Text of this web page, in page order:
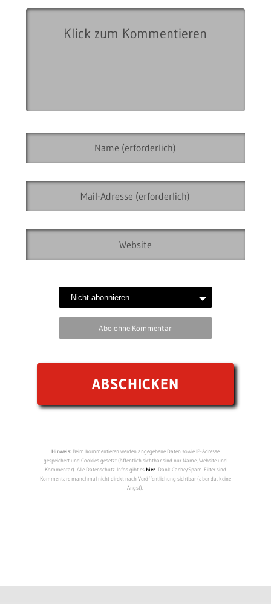
Abo ohne Kommentar
Hinweis:Beim Kommentieren werden angegebene Daten sowie IP-Adresse
gespeichert und Cookies gesetzt (öffentlich sichtbar sind nur Name, Website und
Kommentar). Alle Datenschutz-Infos gibt eshier. Dank Cache/Spam-Filter sind
Kommentare manchmal nicht direkt nach Veröffentlichung sichtbar (aber da, keine
Angst).